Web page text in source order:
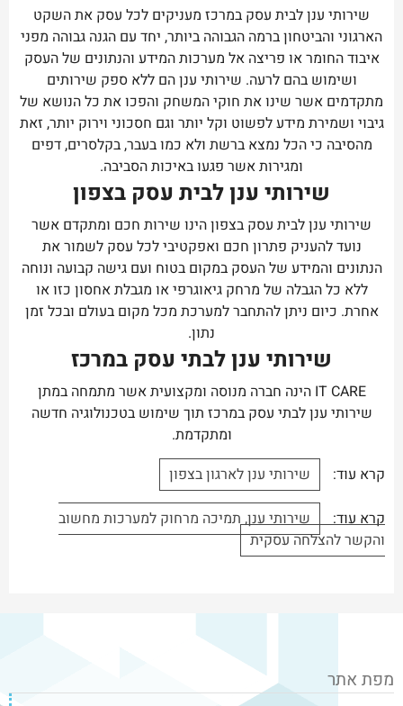
שירותי ענן לבית עסק במרכז מעניקים לכל עסק את השקט
הארגוני והביטחון ברמה הגבוהה ביותר, יחד עם הגנה גבוהה מפני
איבוד החומר או פריצה אל מערכות המידע והנתונים של העסק
ושימוש בהם לרעה. שירותי ענן הם ללא ספק שירותים
מתקדמים אשר שינו את חוקי המשחק והפכו את כל הנושא של
גיבוי ושמירת מידע לפשוט וקל יותר וגם חסכוני וירוק יותר, זאת
מהסיבה כי הכל נמצא ברשת ולא כמו בעבר, בקלסרים, דפים
ומגירות אשר פגעו באיכות הסביבה.
שירותי ענן לבית עסק בצפון
שירותי ענן לבית עסק בצפון הינו שירות חכם ומתקדם אשר
נועד להעניק פתרון חכם ואפקטיבי לכל עסק לשמור את
הנתונים והמידע של העסק במקום בטוח ועם גישה קבועה ונוחה
ללא כל הגבלה של מרחק גיאוגרפי או מגבלת אחסון כזו או
אחרת. כיום ניתן להתחבר למערכת מכל מקום בעולם ובכל זמן
נתון.
שירותי ענן לבתי עסק במרכז
IT CARE הינה חברה מנוסה ומקצועית אשר מתמחה במתן
שירותי ענן לבתי עסק במרכז תוך שימוש בטכנולוגיה חדשה
ומתקדמת.
קרא עוד:
שירותי ענן לארגון בצפון
קרא עוד:
שירותי ענן, תמיכה מרחוק למערכות מחשוב
והקשר להצלחה עסקית
מפת אתר